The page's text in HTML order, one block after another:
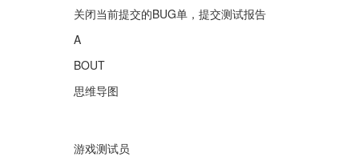
关闭当前提交的BUG单，提交测试报告
A
BOUT
思维导图
游戏测试员